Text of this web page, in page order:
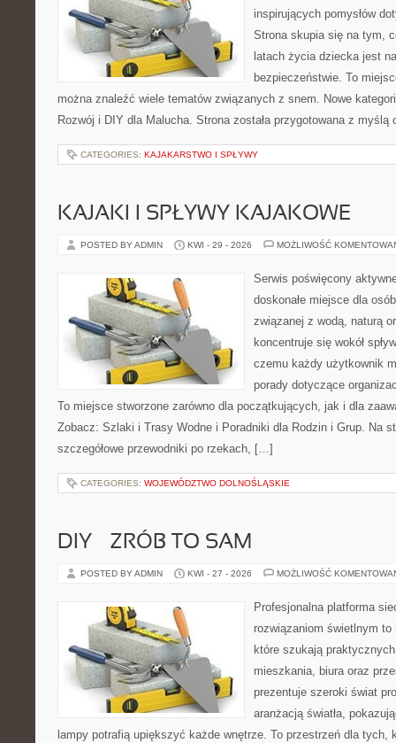
inspirujących pomysłów
Strona skupia się na tym,
latach życia dziecka jest
bezpieczeństwie. To
można znaleźć wiele tematów związanych z snem. Nowe
Rozwój i DIY dla Malucha. Strona została przygotowana z
CATEGORIES: KAJAKARSTWO I SPŁYWY
KAJAKI I SPŁYWY KAJAKOWE
POSTED BY ADMIN KWI - 29 - 2026 MOŻLIWOŚĆ
Serwis poświęcony
doskonałe miejsce dla
związanej z wodą, naturą
koncentruje się wokół
czemu każdy użytkownik
porady dotyczące
To miejsce stworzone zarówno dla początkujących, jak i dla
Zobacz: Szlaki i Trasy Wodne i Poradniki dla Rodzin i Grup. Na
szczegółowe przewodniki po rzekach, […]
CATEGORIES: WOJEWÓDZTWO DOLNOŚLĄSKIE
DIY – ZRÓB TO SAM
POSTED BY ADMIN KWI - 27 - 2026 MOŻLIWOŚĆ
Profesjonalna platforma
rozwiązaniom świetlnym
które szukają
mieszkania, biura oraz
prezentuje szeroki świat
aranżacją światła,
lampy potrafią upiększyć każde wnętrze. To przestrzeń dla tych,